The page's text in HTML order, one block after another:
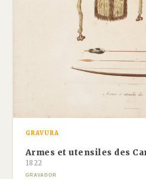
GRAVURA
Armes et utensiles des
1822
GRAVADOR